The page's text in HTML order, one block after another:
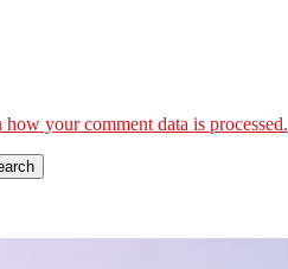
how your comment data is processed.